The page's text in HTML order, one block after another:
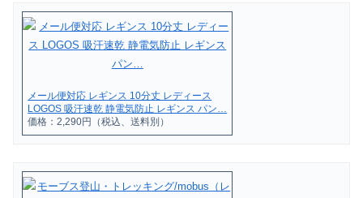
メール便対応 レギンス 10分丈 レディース
LOGOS 吸汗速乾 静電気防止 レギンス パン…
価格：2,290円（税込、送料別）